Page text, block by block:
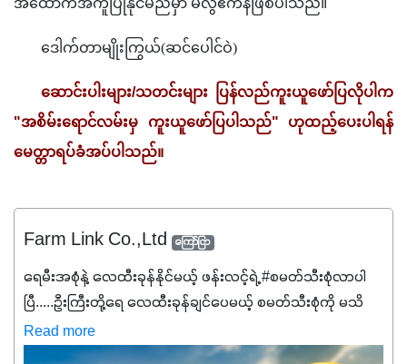
ဒေါက်တာမျိုးကြွယ်(ဆင်ပေါင်ဝဲ)
ဆောင်းပါးများ/သတင်းများ ပြန်လည်ကူးယူဖော်ပြလိုပါက
"အစိမ်းရောင်လမ်းမှ ကူးယူဖော်ပြပါသည်" ဟုထည့်ပေးပါရန်
မေတ္တာရပ်ခံအပ်ပါသည်။
Farm Link Co.,Ltd ကြော်ငြာ
ရေမီးအစုံနဲ့ လေထီးခုန်နိုင်မယ့် ဖန်းလင့်ရဲ့ #စမတ်သီးစုံလာပါ
ပြီ.....ဦးကြီးတို့ရေ ‌လေထီးခုန်ချင်ပေမယ့် စမတ်သီးစုံကို မသိ
သေးရင်တော့ ဒီစာလေးကို ဆက်ဖတ်‌ပေးပါ #စမတ်သီးစုံဆိုတာ
အပင်တိုင်းအတွက် အဓိကအာဟာရNPK (19:7:8)နဲ့ #ဟူးမစ်
Read more